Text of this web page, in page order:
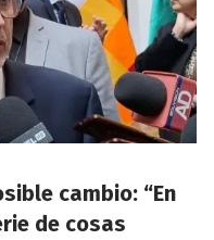
cambio: “En
de cosas